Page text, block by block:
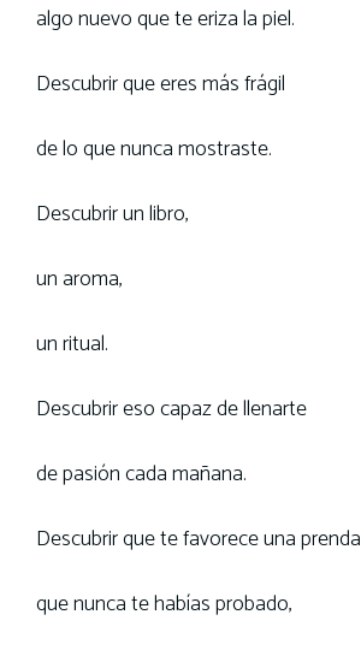
algo nuevo que te eriza la piel.
Descubrir que eres más frágil
de lo que nunca mostraste.
Descubrir un libro,
un aroma,
un ritual.
Descubrir eso capaz de llenarte
de pasión cada mañana.
Descubrir que te favorece una prenda
que nunca te habías probado,